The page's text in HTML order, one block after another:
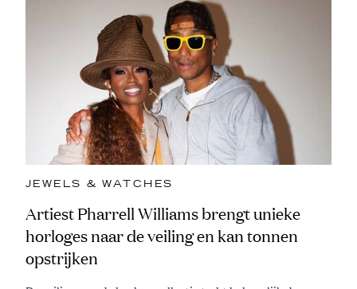
JEWELS & WATCHES
Artiest Pharrell Williams brengt unieke
horloges naar de veiling en kan tonnen
opstrijken